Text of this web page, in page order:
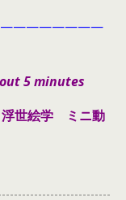
5 minutes
浮世絵学 ミニ動